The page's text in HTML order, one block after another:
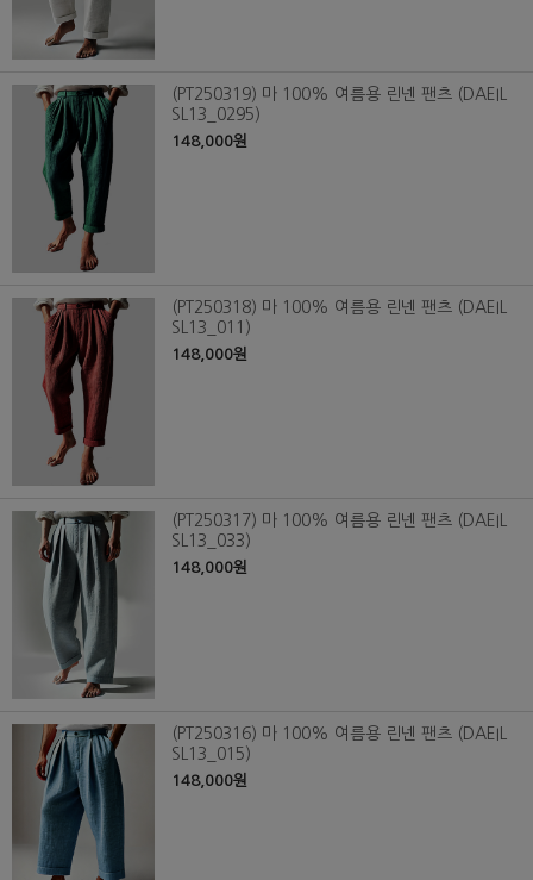
(PT250319) 마 100% 여름용 린넨 팬츠 (DAEIL
SL13_0295)
148,000원
(PT250318) 마 100% 여름용 린넨 팬츠 (DAEIL
SL13_011)
148,000원
(PT250317) 마 100% 여름용 린넨 팬츠 (DAEIL
SL13_033)
148,000원
(PT250316) 마 100% 여름용 린넨 팬츠 (DAEIL
SL13_015)
148,000원